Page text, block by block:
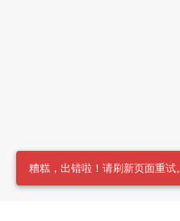
糟糕，出错啦！请刷新页面重试。